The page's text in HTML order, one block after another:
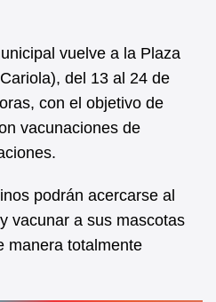
vuelve a la Plaza
del 13 al 24 de
con el objetivo de
vacunaciones de
podrán acercarse al
vacunar a sus mascotas
manera totalmente